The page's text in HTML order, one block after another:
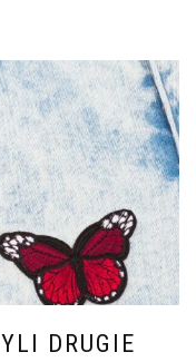
DRUGIE